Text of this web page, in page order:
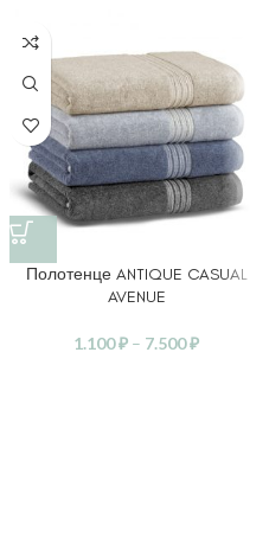
Полотенце ANTIQUE CASUAL
AVENUE
1.100₽ – 7.500₽